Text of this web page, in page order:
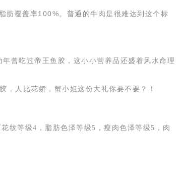
肪覆盖率100%。普通的牛肉是很难达到这个标
年曾吃过帝王鱼胶，这小小营养品还盛着风水命理
，人比花娇，蟹小姐这份大礼你要不要？！
纹等级4，脂肪色泽等级5，瘦肉色泽等级5，肉